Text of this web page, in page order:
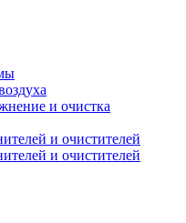
и очистка
и очистителей
и очистителей